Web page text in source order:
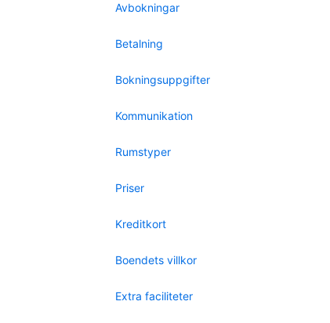
Avbokningar
Betalning
Bokningsuppgifter
Kommunikation
Rumstyper
Priser
Kreditkort
Boendets villkor
Extra faciliteter